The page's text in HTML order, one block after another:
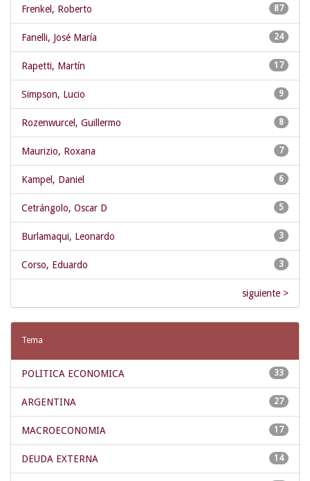
87
Frenkel, Roberto
24
Fanelli, José María
17
Rapetti, Martín
9
Simpson, Lucio
8
Rozenwurcel, Guillermo
7
Maurizio, Roxana
6
Kampel, Daniel
5
Cetrángolo, Oscar D
3
Burlamaqui, Leonardo
3
Corso, Eduardo
siguiente >
Tema
33
POLITICA ECONOMICA
27
ARGENTINA
17
MACROECONOMIA
14
DEUDA EXTERNA